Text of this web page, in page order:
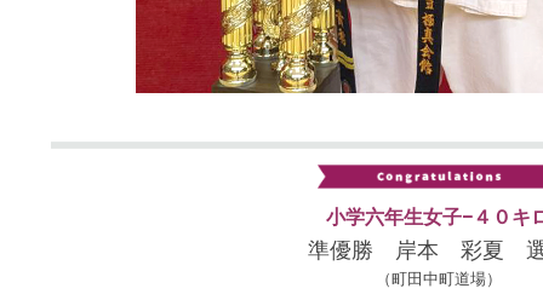
小学六年生女子−４０キ
準優勝 岸本 彩夏
（町田中町道場）